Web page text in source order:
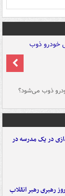
ذوب می‌شود؟
در یک مدرسه در